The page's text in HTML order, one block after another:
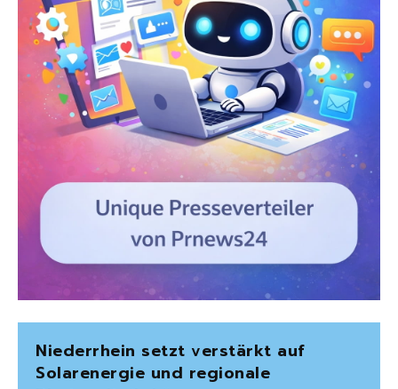
Niederrhein setzt verstärkt auf
Solarenergie und regionale